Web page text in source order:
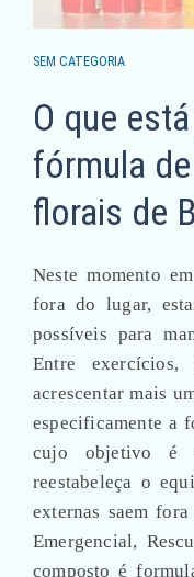
SEM CATEGORIA
O que
fórmula
florais de
Neste momento
fora do lugar,
possíveis para
Entre exercícios,
acrescentar mais
especificamente a
cujo objetivo é
reestabeleça o
externas saem
Emergencial,
composto é